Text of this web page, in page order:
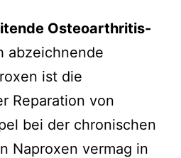
Osteoarthritis-
abzeichnende
ist die
Reparation von
bei der chronischen
Naproxen vermag in